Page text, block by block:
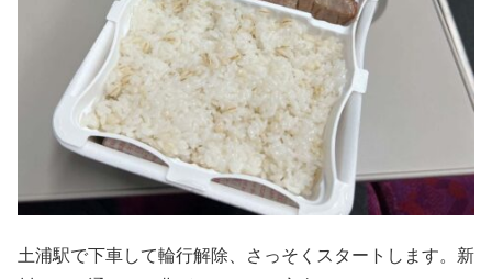
土浦駅で下車して輪行解除、さっそくスタートします。新